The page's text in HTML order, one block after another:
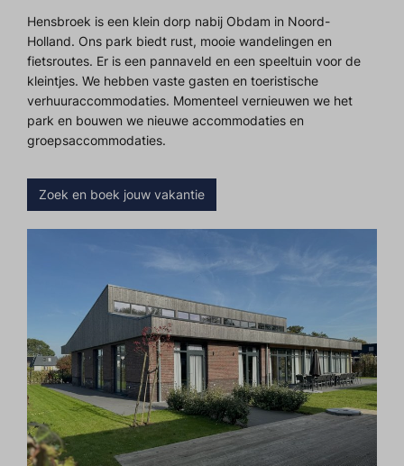
Hensbroek is een klein dorp nabij Obdam in Noord-
Holland. Ons park biedt rust, mooie wandelingen en
fietsroutes. Er is een pannaveld en een speeltuin voor de
kleintjes. We hebben vaste gasten en toeristische
verhuuraccommodaties. Momenteel vernieuwen we het
park en bouwen we nieuwe accommodaties en
groepsaccommodaties.
Zoek en boek jouw vakantie